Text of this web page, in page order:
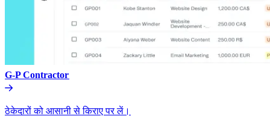
G-P Contractor​​
ठेकेदारों को आसानी से किराए पर लें।​​